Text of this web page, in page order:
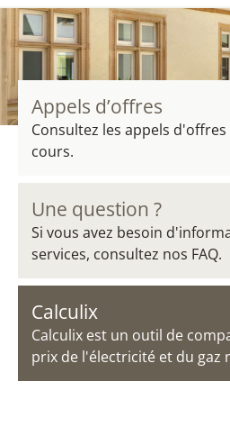
Appels d’offres
Consultez les appels
cours.
Une question ?
Si vous avez besoin
services, consultez nos FAQ.
Calculix
Calculix est un outil de
prix de l'électricité et du gaz